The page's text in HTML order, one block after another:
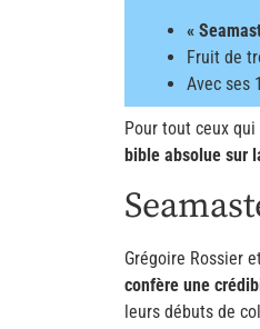
«
Fruit de
Avec ses
Pour tout ceux
bible absolue sur
Grégoire Rossier
confère une
leurs débuts de